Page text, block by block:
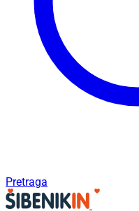
Pretraga